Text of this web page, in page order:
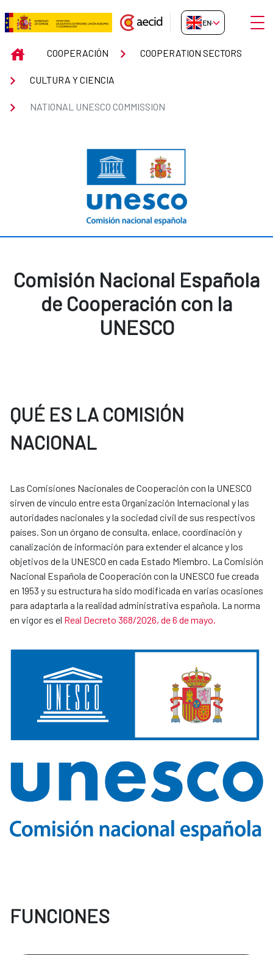
Skip to Main Content
NATIONAL UNESCO
EN-GB
INICIOCOOPERACIÓN COOPERATION SECTORS
CULTURA Y CIENCIA
NATIONAL UNESCO COMMISSION
Comisión Nacional Española
de Cooperación con la
UNESCO
QUÉ ES LA COMISIÓN
NACIONAL
Las Comisiones Nacionales de Cooperación con la UNESCO
sirven de vínculo entre esta Organización Internacional y las
autoridades nacionales y la sociedad civil de sus respectivos
países. Son un órgano de consulta, enlace, coordinación y
canalización de información para extender el alcance y los
objetivos de la UNESCO en cada Estado Miembro. La Comisión
Nacional Española de Cooperación con la UNESCO fue creada
en 1953 y su estructura ha sido modificada en varias ocasiones
para adaptarla a la realidad administrativa española. La norma
en vigor es el Real Decreto 368/2026, de 6 de mayo.
FUNCIONES